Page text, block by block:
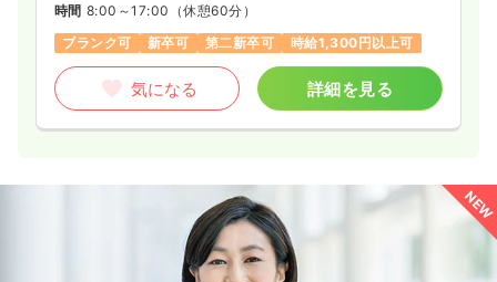
時間 8:00～17:00 （休憩60分）
ブランク可
新卒可 第二新卒可 時給1,300円以上可
気になる 詳細を見る
NEW